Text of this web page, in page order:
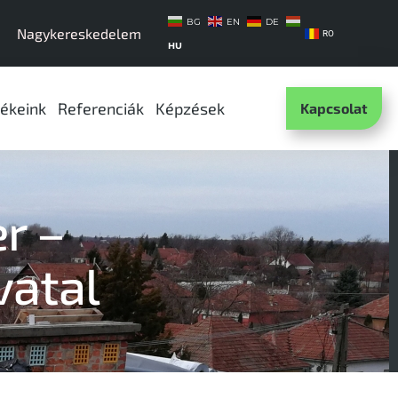
Nagykereskedelem
BG EN DE
HU
RO
Referenciák Képzések Kapcsolat
–